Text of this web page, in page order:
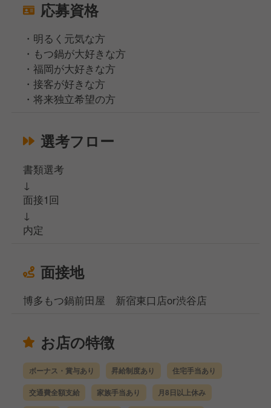
応募資格
・明るく元気な方
・もつ鍋が大好きな方
・福岡が大好きな方
・接客が好きな方
・将来独立希望の方
選考フロー
書類選考
↓
面接1回
↓
内定
面接地
博多もつ鍋前田屋 新宿東口店or渋谷店
お店の特徴
ボーナス・賞与あり 昇給制度あり 住宅手当あり
交通費全額支給 家族手当あり 月8日以上休み